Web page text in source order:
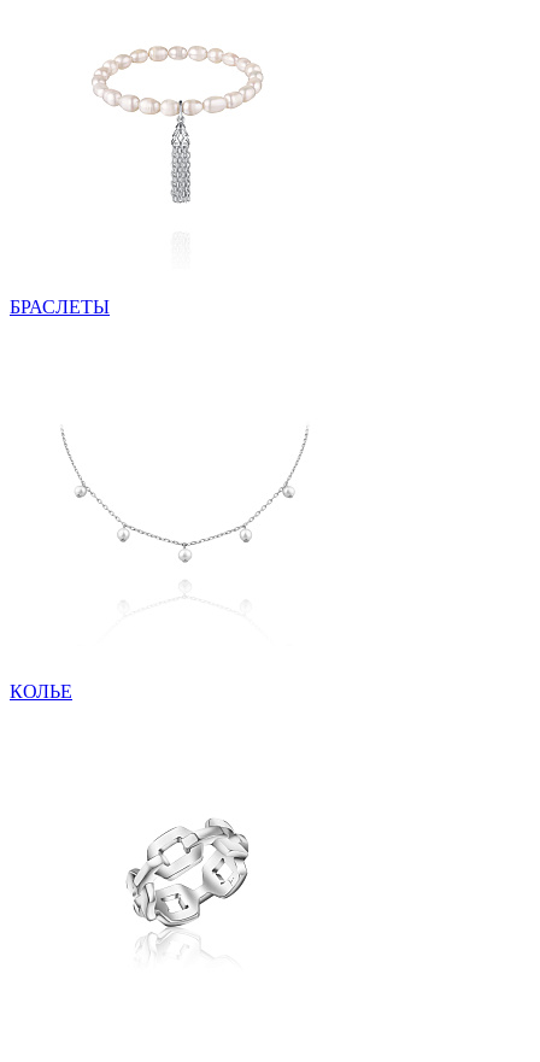
БРАСЛЕТЫ
КОЛЬЕ